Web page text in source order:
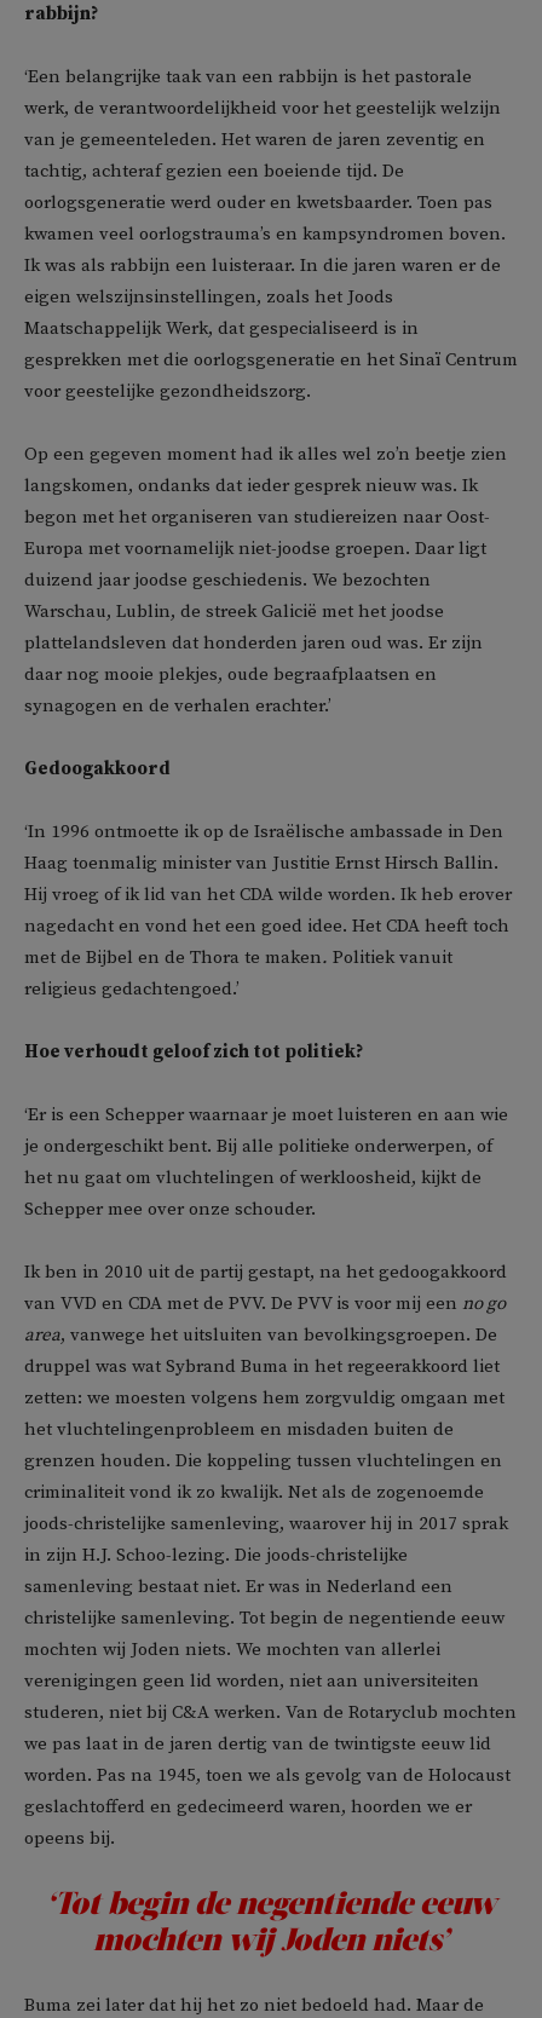
rabbijn?
‘Een belangrijke taak van een rabbijn is het pastorale
werk, de verantwoordelijkheid voor het geestelijk welzijn
van je gemeenteleden. Het waren de jaren zeventig en
tachtig, achteraf gezien een boeiende tijd. De
oorlogsgeneratie werd ouder en kwetsbaarder. Toen pas
kwamen veel oorlogstrauma’s en kampsyndromen boven.
Ik was als rabbijn een luisteraar. In die jaren waren er de
eigen welszijnsinstellingen, zoals het Joods
Maatschappelijk Werk, dat gespecialiseerd is in
gesprekken met die oorlogsgeneratie en het Sinaï Centrum
voor geestelijke gezondheidszorg.
Op een gegeven moment had ik alles wel zo’n beetje zien
langskomen, ondanks dat ieder gesprek nieuw was. Ik
begon met het organiseren van studiereizen naar Oost-
Europa met voornamelijk niet-joodse groepen. Daar ligt
duizend jaar joodse geschiedenis. We bezochten
Warschau, Lublin, de streek Galicië met het joodse
plattelandsleven dat honderden jaren oud was. Er zijn
daar nog mooie plekjes, oude begraafplaatsen en
synagogen en de verhalen erachter.’
Gedoogakkoord
‘In 1996 ontmoette ik op de Israëlische ambassade in Den
Haag toenmalig minister van Justitie Ernst Hirsch Ballin.
Hij vroeg of ik lid van het CDA wilde worden. Ik heb erover
nagedacht en vond het een goed idee. Het CDA heeft toch
met de Bijbel en de Thora te maken. Politiek vanuit
religieus gedachtengoed.’
Hoe verhoudt geloof zich tot politiek?
‘Er is een Schepper waarnaar je moet luisteren en aan wie
je ondergeschikt bent. Bij alle politieke onderwerpen, of
het nu gaat om vluchtelingen of werkloosheid, kijkt de
Schepper mee over onze schouder.
Ik ben in 2010 uit de partij gestapt, na het gedoogakkoord
van VVD en CDA met de PVV. De PVV is voor mij een no go
area, vanwege het uitsluiten van bevolkingsgroepen. De
druppel was wat Sybrand Buma in het regeerakkoord liet
zetten: we moesten volgens hem zorgvuldig omgaan met
het vluchtelingenprobleem en misdaden buiten de
grenzen houden. Die koppeling tussen vluchtelingen en
criminaliteit vond ik zo kwalijk. Net als de zogenoemde
joods-christelijke samenleving, waarover hij in 2017 sprak
in zijn H.J. Schoo-lezing. Die joods-christelijke
samenleving bestaat niet. Er was in Nederland een
christelijke samenleving. Tot begin de negentiende eeuw
mochten wij Joden niets. We mochten van allerlei
verenigingen geen lid worden, niet aan universiteiten
studeren, niet bij C&A werken. Van de Rotaryclub mochten
we pas laat in de jaren dertig van de twintigste eeuw lid
worden. Pas na 1945, toen we als gevolg van de Holocaust
geslachtofferd en gedecimeerd waren, hoorden we er
opeens bij.
‘Tot begin de negentiende eeuw
mochten wij Joden niets’
Buma zei later dat hij het zo niet bedoeld had. Maar de